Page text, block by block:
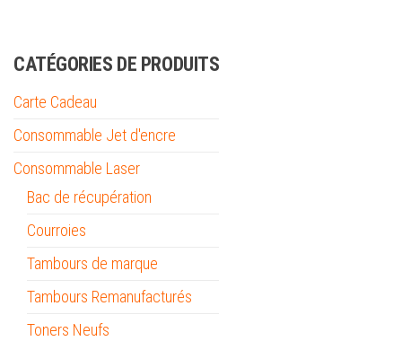
CATÉGORIES DE PRODUITS
Carte Cadeau
Consommable Jet d'encre
Consommable Laser
Bac de récupération
Courroies
Tambours de marque
Tambours Remanufacturés
Toners Neufs